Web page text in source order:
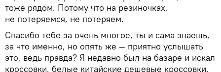
тоже рядом. Потому что на резиночках,
не потеряемся, не потеряем.
Спасибо тебе за очень многое, ты и сама знаешь,
за что именно, но опять же — приятно услышать
это, ведь правда? Я недавно был на базаре и искал
кроссовки, белые китайские дешевые кроссовки,